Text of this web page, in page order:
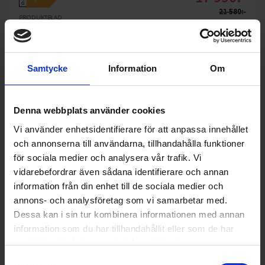
Samtycke Information Om
Denna webbplats använder cookies
Vi använder enhetsidentifierare för att anpassa innehållet
och annonserna till användarna, tillhandahålla funktioner
för sociala medier och analysera vår trafik. Vi
vidarebefordrar även sådana identifierare och annan
information från din enhet till de sociala medier och
annons- och analysföretag som vi samarbetar med.
Dessa kan i sin tur kombinera informationen med annan
information som du har tillhandahållit eller som de har
samlat in när du har använt deras tjänster.
G
PRODUKTBLAD
Höjd (cm): 175
21 580:-
I lager
KÖP